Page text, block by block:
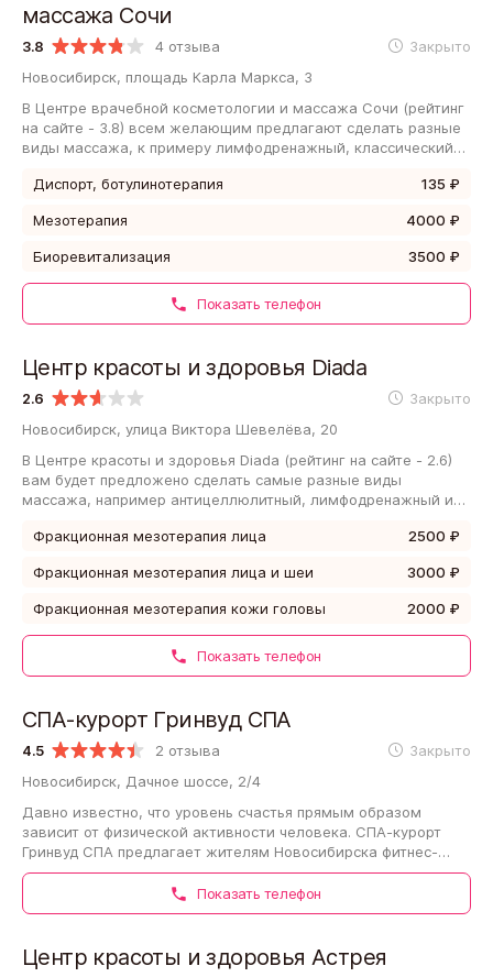
3.8 4 отзыва Закрыто
массажа Сочи
Новосибирск, площадь Карла Маркса, 3
В Центре врачебной косметологии и массажа Сочи (рейтинг
на сайте - 3.8) всем желающим предлагают сделать разные
виды массажа, к примеру лимфодренажный, классический
Показать телефон
Диспорт, ботулинотерапия 135 ₽
Мезотерапия 4000 ₽
Биоревитализация 3500 ₽
2.6 Закрыто
Центр красоты и здоровья Diada
Новосибирск, улица Виктора Шевелёва, 20
В Центре красоты и здоровья Diada (рейтинг на сайте - 2.6)
вам будет предложено сделать самые разные виды
массажа, например антицеллюлитный, лимфодренажный или
Показать телефон
Фракционная мезотерапия лица 2500 ₽
Фракционная мезотерапия лица и шеи 3000 ₽
Фракционная мезотерапия кожи головы 2000 ₽
4.5 2 отзыва Закрыто
СПА-курорт Гринвуд СПА
Новосибирск, Дачное шоссе, 2/4
Давно известно, что уровень счастья прямым образом
зависит от физической активности человека. СПА-курорт
Гринвуд СПА предлагает жителям Новосибирска фитнес-
программы, разработанные квалифицированными…
Показать телефон
Центр красоты и здоровья Астрея